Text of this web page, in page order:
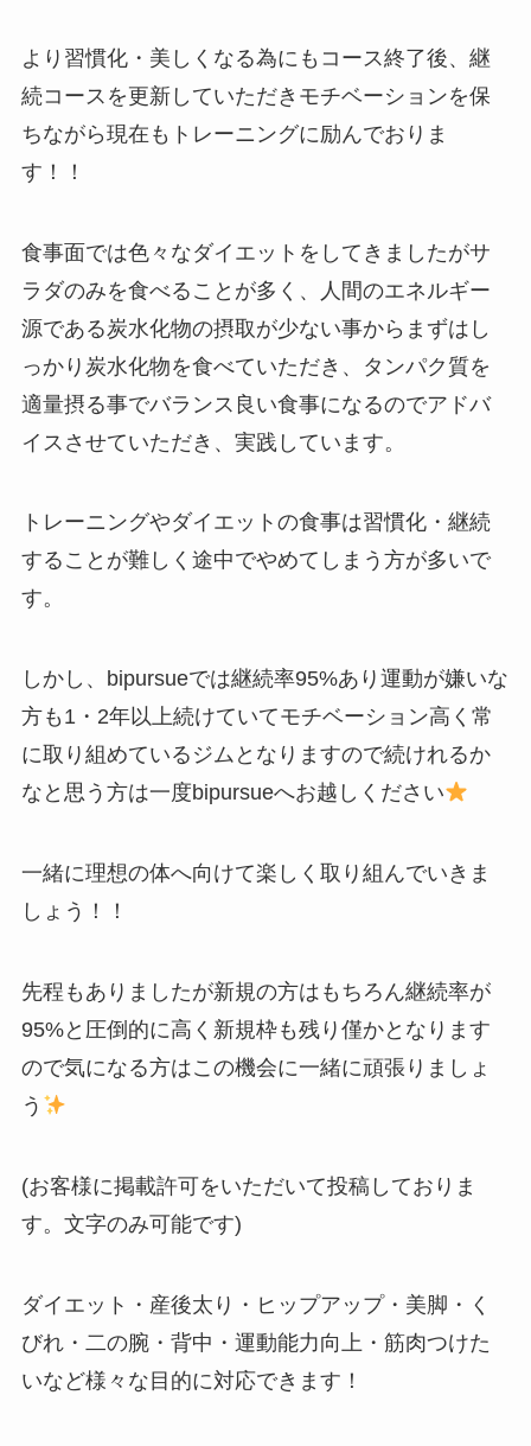
より習慣化・美しくなる為にもコース終了後、継
続コースを更新していただきモチベーションを保
ちながら現在もトレーニングに励んでおりま
す！！
食事面では色々なダイエットをしてきましたがサ
ラダのみを食べることが多く、人間のエネルギー
源である炭水化物の摂取が少ない事からまずはし
っかり炭水化物を食べていただき、タンパク質を
適量摂る事でバランス良い食事になるのでアドバ
イスさせていただき、実践しています。
トレーニングやダイエットの食事は習慣化・継続
することが難しく途中でやめてしまう方が多いで
す。
しかし、bipursueでは継続率95%あり運動が嫌いな
方も1・2年以上続けていてモチベーション高く常
に取り組めているジムとなりますので続けれるか
なと思う方は一度bipursueへお越しください
一緒に理想の体へ向けて楽しく取り組んでいきま
しょう！！
先程もありましたが新規の方はもちろん継続率が
95%と圧倒的に高く新規枠も残り僅かとなります
ので気になる方はこの機会に一緒に頑張りましょ
う
(お客様に掲載許可をいただいて投稿しておりま
す。文字のみ可能です)
ダイエット・産後太り・ヒップアップ・美脚・く
びれ・二の腕・背中・運動能力向上・筋肉つけた
いなど様々な目的に対応できます！